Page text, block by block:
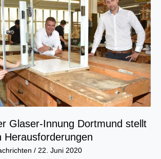
Glaser-Innung Dortmund stellt
Herausforderungen
/ 22. Juni 2020